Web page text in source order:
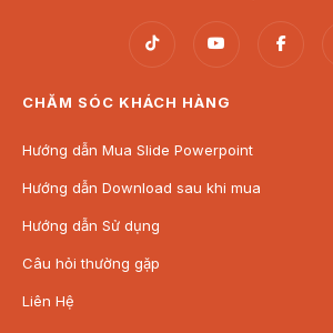
CHĂM SÓC KHÁCH HÀNG
Hướng dẫn Mua Slide Powerpoint
Hướng dẫn Download sau khi mua
Hướng dẫn Sử dụng
Câu hỏi thường gặp
Liên Hệ